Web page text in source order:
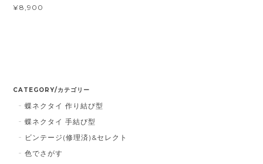
¥8,900
CATEGORY/カテゴリー
蝶ネクタイ 作り結び型
蝶ネクタイ 手結び型
ビンテージ(修理済)&セレクト
色でさがす